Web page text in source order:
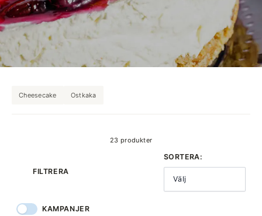
Cheesecake Ostkaka
23 produkter
FILTRERA
SORTERA:
Välj
KAMPANJER